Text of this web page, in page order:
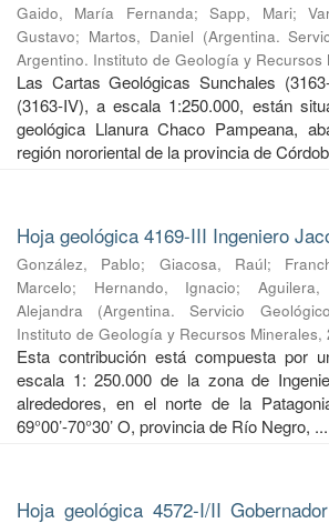
Gaido, María Fernanda;Sapp, Mari;
Gustavo; Martos, Daniel (Argentina.
Argentino. Instituto de Geología y Recursos
Las Cartas Geológicas Sunchales
(3163-IV), a escala 1:250.000, están
geológica Llanura Chaco Pampeana,
región nororiental de la provincia de
Hoja geológica 4169-III Ingeniero
González, Pablo; Giacosa, Raúl;
Marcelo; Hernando, Ignacio;
Alejandra
(Argentina. Servicio
Instituto de Geología y Recursos Minerales,
Esta contribución está compuesta por
escala 1: 250.000 de la zona de
alrededores, en el norte de la
69°00’-70°30’ O, provincia de Río Negro, ...
Hoja geológica 4572-I/II